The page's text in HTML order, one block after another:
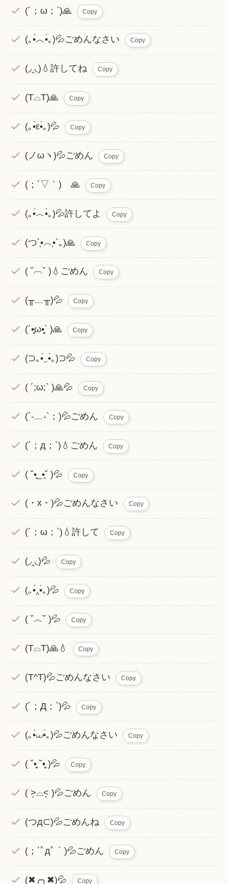
(´；ω；`)🙏 Copy
(｡•́︿•̀｡)💦ごめんなさい Copy
(◞‸◟)💧許してね Copy
(T⌓T)🙏 Copy
(｡•́ε•̀｡)💦 Copy
(ノωヽ)💦ごめん Copy
(；´▽｀)ゞ🙏 Copy
(｡•́︿•̀｡)💦許してよ Copy
(つ´•̣̣̣̣̣̣︿•̣̣̣̣̣̣`｡)🙏 Copy
( ˘︹˘ )💧ごめん Copy
(╥﹏╥)💦 Copy
(´•̥̥̥ω•̥̥̥` )🙏 Copy
(⊃｡•́‿•̀｡)⊃💦 Copy
( ´;ω;` )🙏💦 Copy
(´-﹏-`；)💦ごめん Copy
(´；д；`)💧ごめん Copy
( ˘•̥_•̥˘ )💦 Copy
(・x・)💦ごめんなさい Copy
(´；ω；`)💧許して Copy
(◞‸◟)💦 Copy
(｡•́‸•̀｡)💦 Copy
( ˘︿˘ )💦 Copy
(T⌓T)🙏💧 Copy
(T^T)💦ごめんなさい Copy
(´；Д；`)💦 Copy
(｡•́⩊•̀｡)💦ごめんなさい Copy
( ˘•̥̥̥ ˘•̥̥̥ )💦 Copy
( ˃̣̣̣̣̣̣⌓˂̣̣̣̣̣̣ )💦ごめん Copy
(つд⊂)💦ごめんね Copy
(；´ﾟдﾟ｀)💦ごめん Copy
(✖╭╮✖)💦 Copy